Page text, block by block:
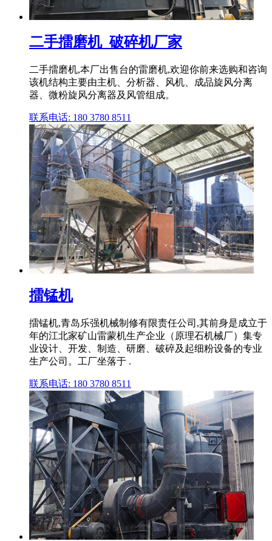
二手擂磨机_破碎机厂家
二手擂磨机,本厂出售台的雷磨机,欢迎你前来选购和咨询
该机结构主要由主机、分析器、风机、成品旋风分离
器、微粉旋风分离器及风管组成。
联系电话: 180 3780 8511
擂锰机
擂锰机,青岛乐强机械制修有限责任公司,其前身是成立于
年的江北家矿山雷蒙机生产企业（原理石机械厂）集专
业设计、开发、制造、研磨、破碎及起细粉设备的专业
生产公司。工厂坐落于 .
联系电话: 180 3780 8511